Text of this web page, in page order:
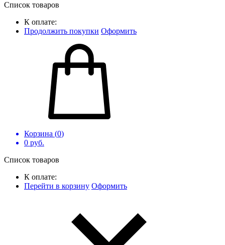
Список товаров
К оплате:
Продолжить покупки Оформить
Корзина (0)
0 руб.
Список товаров
К оплате:
Перейти в корзину Оформить